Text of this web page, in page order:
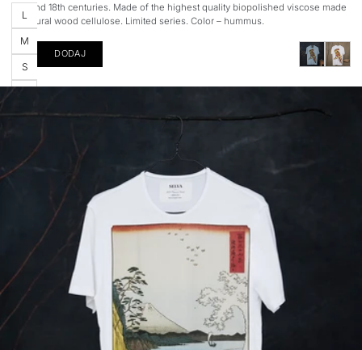
17th and 18th centuries. Made of the highest quality biopolished viscose made
of natural wood cellulose. Limited series. Color – hummus.
Rozmiar
L
M
S
DODAJ